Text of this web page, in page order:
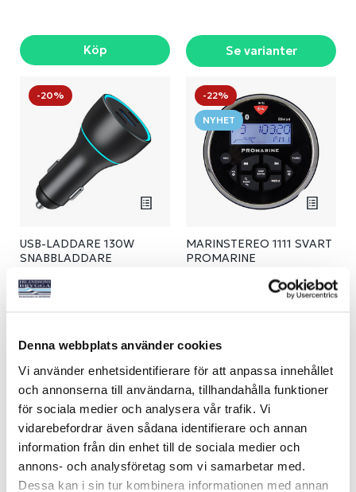
Denna webbplats använder cookies
Vi använder enhetsidentifierare för att anpassa innehållet
och annonserna till användarna, tillhandahålla funktioner
för sociala medier och analysera vår trafik. Vi
vidarebefordrar även sådana identifierare och annan
information från din enhet till de sociala medier och
annons- och analysföretag som vi samarbetar med.
Dessa kan i sin tur kombinera informationen med annan
Köp Se varianter
-20%
USB-LADDARE 130W
SNABBLADDARE
395 kr
Köp
-22%
NYHET
MARINSTEREO 1111 SVART
PROMARINE
Köp
-9% -20%